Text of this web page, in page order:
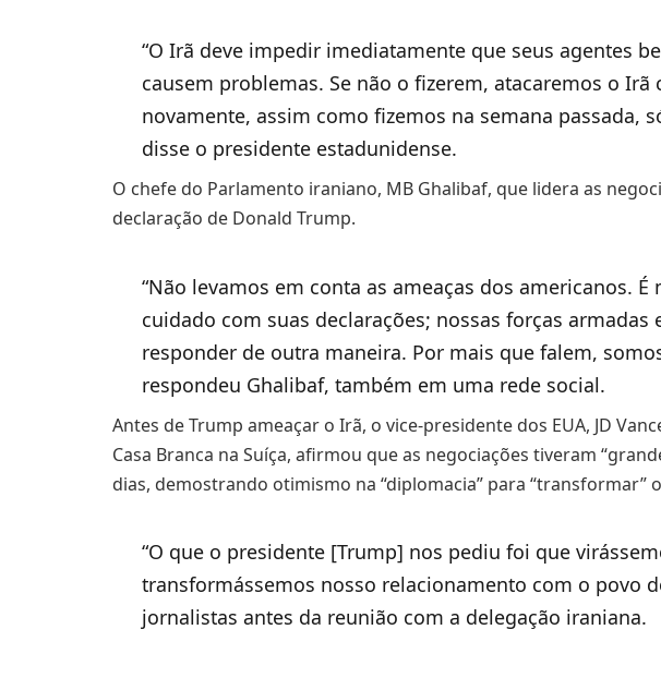
“O Irã deve impedir imediatamente que seus agentes
causem problemas. Se não o fizerem, atacaremos o Irã
novamente, assim como fizemos na semana passada,
disse o presidente estadunidense.
O chefe do Parlamento iraniano, MB Ghalibaf, que lidera as
declaração de Donald Trump.
“Não levamos em conta as ameaças dos americanos.
cuidado com suas declarações; nossas forças armadas
responder de outra maneira. Por mais que falem,
respondeu Ghalibaf, também em uma rede social.
Antes de Trump ameaçar o Irã, o vice-presidente dos EUA, JD
Casa Branca na Suíça, afirmou que as negociações tiveram
dias, demostrando otimismo na “diplomacia” para “transformar”
“O que o presidente [Trump] nos pediu foi que
transformássemos nosso relacionamento com o povo
jornalistas antes da reunião com a delegação iraniana.